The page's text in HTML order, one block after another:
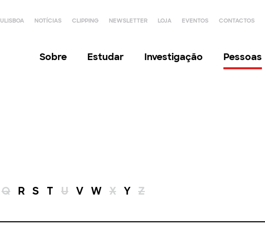
ULISBOA NOTÍCIAS CLIPPING NEWSLETTER LOJA EVENTOS CONTACTOS
Sobre Estudar Investigação Pessoas
Q R S T U V W X Y Z